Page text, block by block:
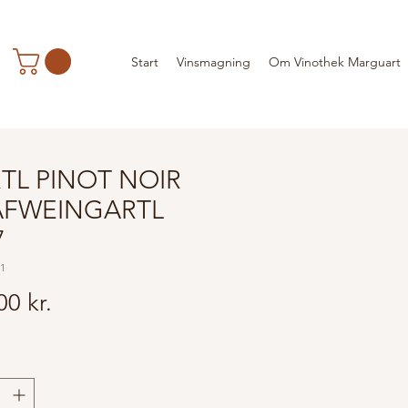
Start Vinsmagning Om Vinothek Marguart
PINOT NOIR
kr.